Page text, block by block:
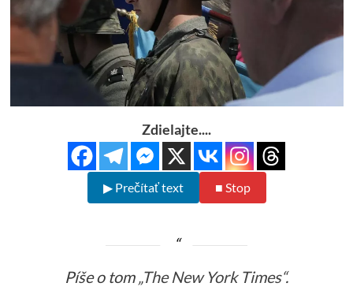
Zdielajte....
▶ Prečítať text ■ Stop
Píše o tom „The New York Times“.